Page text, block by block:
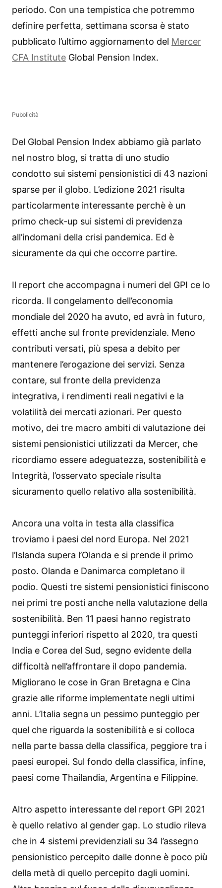
periodo. Con una tempistica che potremmo
definire perfetta, settimana scorsa è stato
pubblicato l’ultimo aggiornamento del Mercer
CFA Institute Global Pension Index.
Pubblicità
Del Global Pension Index abbiamo già parlato
nel nostro blog, si tratta di uno studio
condotto sui sistemi pensionistici di 43 nazioni
sparse per il globo. L’edizione 2021 risulta
particolarmente interessante perchè è un
primo check-up sui sistemi di previdenza
all’indomani della crisi pandemica. Ed è
sicuramente da qui che occorre partire.
Il report che accompagna i numeri del GPI ce lo
ricorda. Il congelamento dell’economia
mondiale del 2020 ha avuto, ed avrà in futuro,
effetti anche sul fronte previdenziale. Meno
contributi versati, più spesa a debito per
mantenere l’erogazione dei servizi. Senza
contare, sul fronte della previdenza
integrativa, i rendimenti reali negativi e la
volatilità dei mercati azionari. Per questo
motivo, dei tre macro ambiti di valutazione dei
sistemi pensionistici utilizzati da Mercer, che
ricordiamo essere adeguatezza, sostenibilità e
Integrità, l’osservato speciale risulta
sicuramento quello relativo alla sostenibilità.
Ancora una volta in testa alla classifica
troviamo i paesi del nord Europa. Nel 2021
l’Islanda supera l’Olanda e si prende il primo
posto. Olanda e Danimarca completano il
podio. Questi tre sistemi pensionistici finiscono
nei primi tre posti anche nella valutazione della
sostenibilità. Ben 11 paesi hanno registrato
punteggi inferiori rispetto al 2020, tra questi
India e Corea del Sud, segno evidente della
difficoltà nell’affrontare il dopo pandemia.
Migliorano le cose in Gran Bretagna e Cina
grazie alle riforme implementate negli ultimi
anni. L’Italia segna un pessimo punteggio per
quel che riguarda la sostenibilità e si colloca
nella parte bassa della classifica, peggiore tra i
paesi europei. Sul fondo della classifica, infine,
paesi come Thailandia, Argentina e Filippine.
Altro aspetto interessante del report GPI 2021
è quello relativo al gender gap. Lo studio rileva
che in 4 sistemi previdenziali su 34 l’assegno
pensionistico percepito dalle donne è poco più
della metà di quello percepito dagli uomini.